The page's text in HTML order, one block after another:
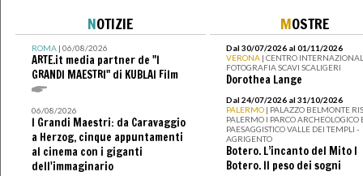
NOTIZIE
ROMA| 06/08/2026
ARTE.it media partner de "I
GRANDI MAESTRI" di KUBLAI Film
06/08/2026
I Grandi Maestri: da Caravaggio
a Herzog, cinque appuntamenti
al cinema con i giganti
dell'immaginario
MOSTRE
Dal 30/07/2026 al 01/11/2026
VERONA | CENTRO
FOTOGRAFIA SCAVI SCALIGERI
Dorothea Lange
Dal 24/07/2026 al 31/10/2026
PALERMO | PALAZZO BELMONTE
PALERMO I PARCO ARCHEOLOGICO
PAESAGGISTICO VALLE DEI TEMPLI -
AGRIGENTO
Botero. L’incanto del Mito I
Botero. Il peso dei sogni